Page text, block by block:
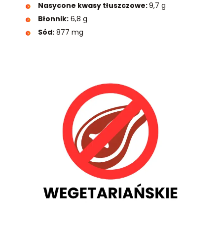
Nasycone kwasy tłuszczowe:9,7 g
Błonnik: 6,8 g
Sód: 877 mg